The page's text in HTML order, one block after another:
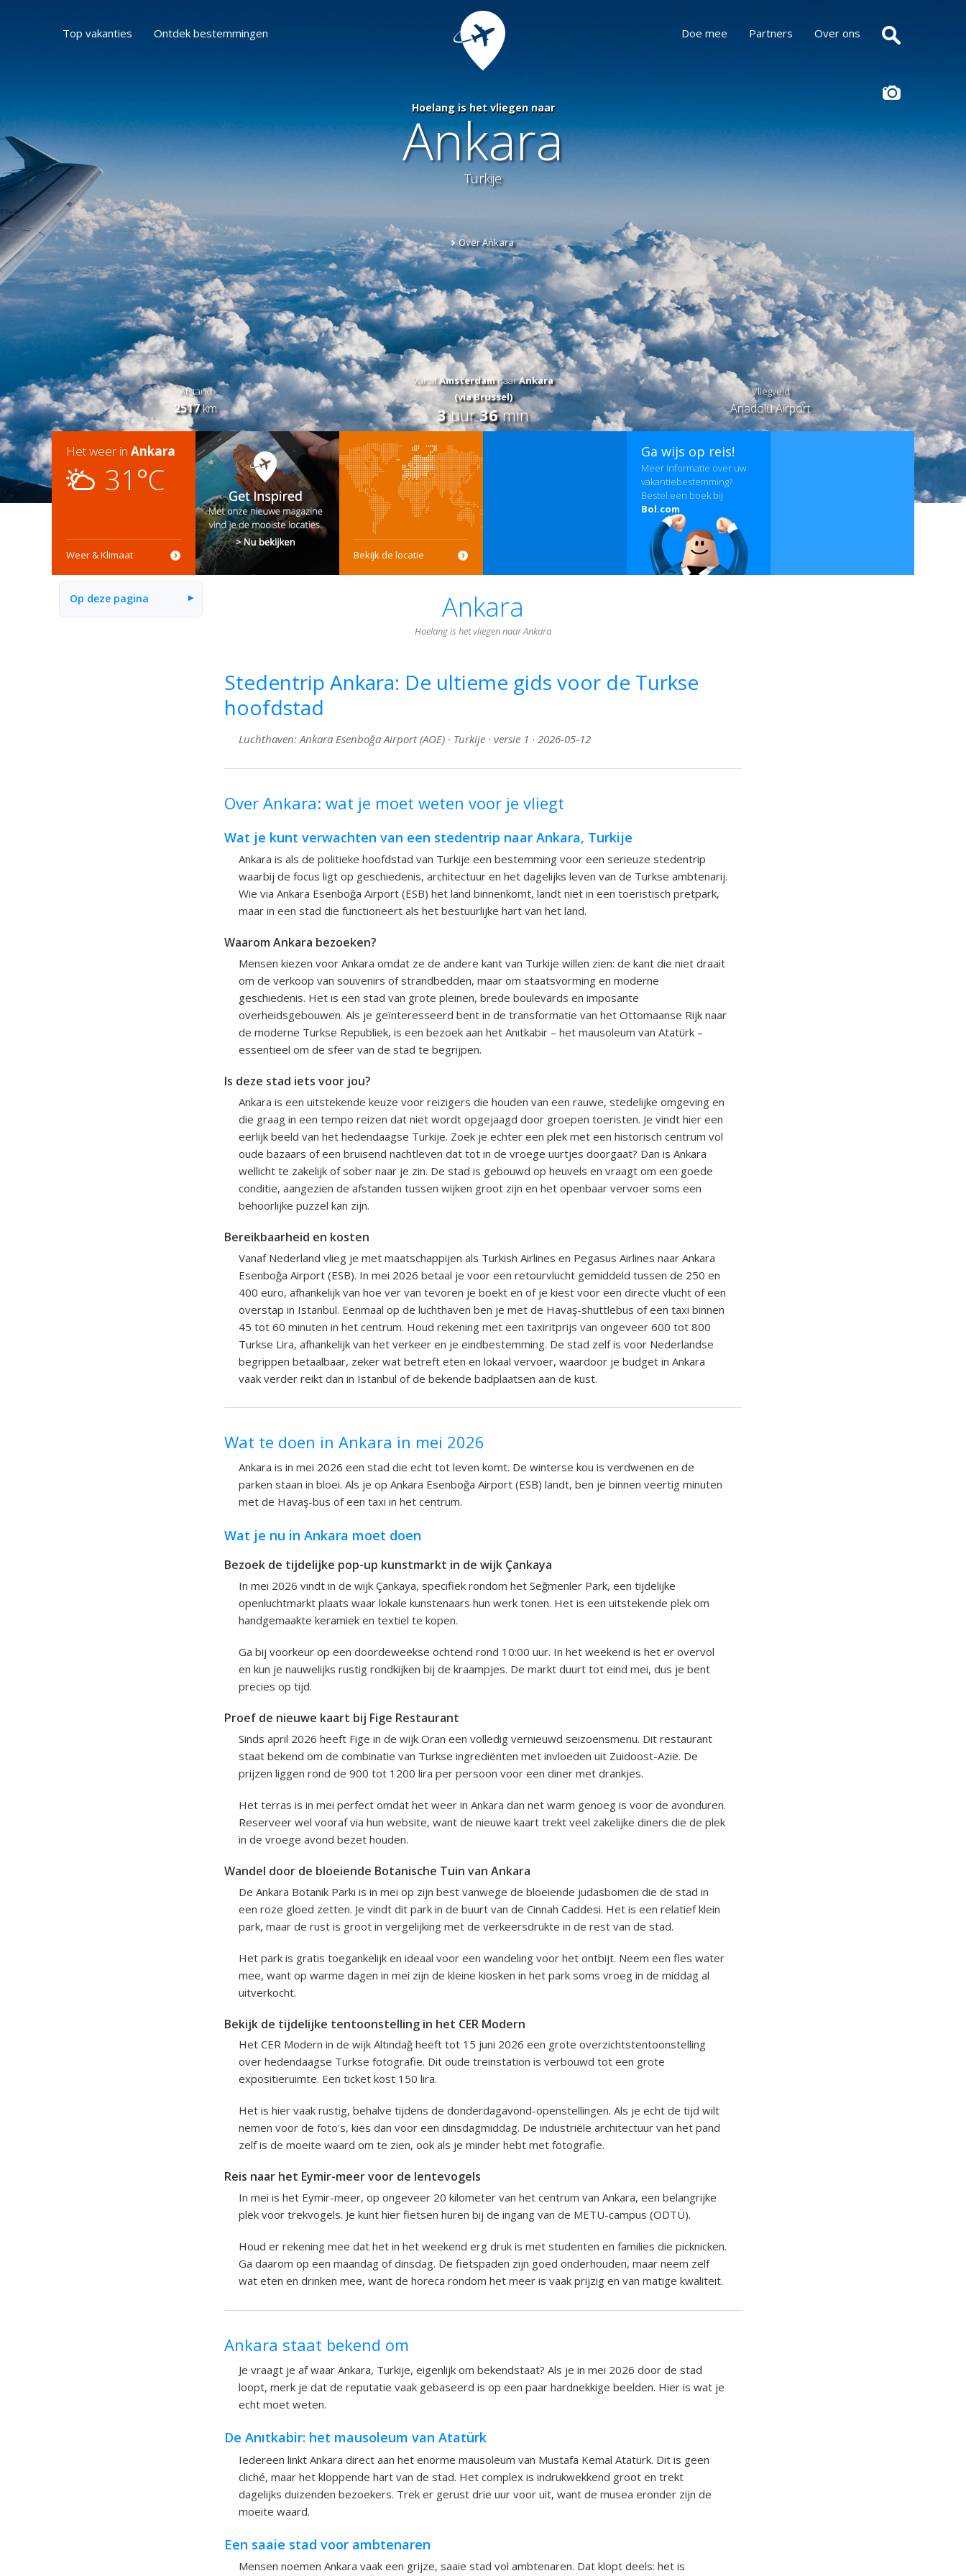
Top vakanties Ontdek bestemmingen Doe mee Partners Over ons
Hoelang is het vliegen naar
Ankara
Turkije
Over Ankara
Afstand
2517km
VanafAmsterdamnaarAnkara
(via Brussel)
3uur36min
Vliegveld
Anadolu Airport
Het weer in Ankara
31°C
Weer & Klimaat Bekijk de locatie
Ga wijs op reis!
Meer informatie over uw
vakantiebestemming?
Bestel een boek bij
Bol.com
Op deze pagina ▾ Ankara
Hoelang is het vliegen naar Ankara
Stedentrip Ankara: De ultieme gids voor de Turkse
hoofdstad
Luchthaven: Ankara Esenboğa Airport (AOE) · Turkije · versie 1 · 2026-05-12
Over Ankara: wat je moet weten voor je vliegt
Wat je kunt verwachten van een stedentrip naar Ankara, Turkije
Ankara is als de politieke hoofdstad van Turkije een bestemming voor een serieuze stedentrip
waarbij de focus ligt op geschiedenis, architectuur en het dagelijks leven van de Turkse ambtenarij.
Wie via Ankara Esenboğa Airport (ESB) het land binnenkomt, landt niet in een toeristisch pretpark,
maar in een stad die functioneert als het bestuurlijke hart van het land.
Waarom Ankara bezoeken?
Mensen kiezen voor Ankara omdat ze de andere kant van Turkije willen zien: de kant die niet draait
om de verkoop van souvenirs of strandbedden, maar om staatsvorming en moderne
geschiedenis. Het is een stad van grote pleinen, brede boulevards en imposante
overheidsgebouwen. Als je geïnteresseerd bent in de transformatie van het Ottomaanse Rijk naar
de moderne Turkse Republiek, is een bezoek aan het Anıtkabir – het mausoleum van Atatürk –
essentieel om de sfeer van de stad te begrijpen.
Is deze stad iets voor jou?
Ankara is een uitstekende keuze voor reizigers die houden van een rauwe, stedelijke omgeving en
die graag in een tempo reizen dat niet wordt opgejaagd door groepen toeristen. Je vindt hier een
eerlijk beeld van het hedendaagse Turkije. Zoek je echter een plek met een historisch centrum vol
oude bazaars of een bruisend nachtleven dat tot in de vroege uurtjes doorgaat? Dan is Ankara
wellicht te zakelijk of sober naar je zin. De stad is gebouwd op heuvels en vraagt om een goede
conditie, aangezien de afstanden tussen wijken groot zijn en het openbaar vervoer soms een
behoorlijke puzzel kan zijn.
Bereikbaarheid en kosten
Vanaf Nederland vlieg je met maatschappijen als Turkish Airlines en Pegasus Airlines naar Ankara
Esenboğa Airport (ESB). In mei 2026 betaal je voor een retourvlucht gemiddeld tussen de 250 en
400 euro, afhankelijk van hoe ver van tevoren je boekt en of je kiest voor een directe vlucht of een
overstap in Istanbul. Eenmaal op de luchthaven ben je met de Havaş-shuttlebus of een taxi binnen
45 tot 60 minuten in het centrum. Houd rekening met een taxiritprijs van ongeveer 600 tot 800
Turkse Lira, afhankelijk van het verkeer en je eindbestemming. De stad zelf is voor Nederlandse
begrippen betaalbaar, zeker wat betreft eten en lokaal vervoer, waardoor je budget in Ankara
vaak verder reikt dan in Istanbul of de bekende badplaatsen aan de kust.
Wat te doen in Ankara in mei 2026
Ankara is in mei 2026 een stad die echt tot leven komt. De winterse kou is verdwenen en de
parken staan in bloei. Als je op Ankara Esenboğa Airport (ESB) landt, ben je binnen veertig minuten
met de Havaş-bus of een taxi in het centrum.
Wat je nu in Ankara moet doen
Bezoek de tijdelijke pop-up kunstmarkt in de wijk Çankaya
In mei 2026 vindt in de wijk Çankaya, specifiek rondom het Seğmenler Park, een tijdelijke
openluchtmarkt plaats waar lokale kunstenaars hun werk tonen. Het is een uitstekende plek om
handgemaakte keramiek en textiel te kopen.
Ga bij voorkeur op een doordeweekse ochtend rond 10:00 uur. In het weekend is het er overvol
en kun je nauwelijks rustig rondkijken bij de kraampjes. De markt duurt tot eind mei, dus je bent
precies op tijd.
Proef de nieuwe kaart bij Fige Restaurant
Sinds april 2026 heeft Fige in de wijk Oran een volledig vernieuwd seizoensmenu. Dit restaurant
staat bekend om de combinatie van Turkse ingrediënten met invloeden uit Zuidoost-Azië. De
prijzen liggen rond de 900 tot 1200 lira per persoon voor een diner met drankjes.
Het terras is in mei perfect omdat het weer in Ankara dan net warm genoeg is voor de avonduren.
Reserveer wel vooraf via hun website, want de nieuwe kaart trekt veel zakelijke diners die de plek
in de vroege avond bezet houden.
Wandel door de bloeiende Botanische Tuin van Ankara
De Ankara Botanik Parkı is in mei op zijn best vanwege de bloeiende judasbomen die de stad in
een roze gloed zetten. Je vindt dit park in de buurt van de Cinnah Caddesi. Het is een relatief klein
park, maar de rust is groot in vergelijking met de verkeersdrukte in de rest van de stad.
Het park is gratis toegankelijk en ideaal voor een wandeling voor het ontbijt. Neem een fles water
mee, want op warme dagen in mei zijn de kleine kiosken in het park soms vroeg in de middag al
uitverkocht.
Bekijk de tijdelijke tentoonstelling in het CER Modern
Het CER Modern in de wijk Altındağ heeft tot 15 juni 2026 een grote overzichtstentoonstelling
over hedendaagse Turkse fotografie. Dit oude treinstation is verbouwd tot een grote
expositieruimte. Een ticket kost 150 lira.
Het is hier vaak rustig, behalve tijdens de donderdagavond-openstellingen. Als je echt de tijd wilt
nemen voor de foto's, kies dan voor een dinsdagmiddag. De industriële architectuur van het pand
zelf is de moeite waard om te zien, ook als je minder hebt met fotografie.
Reis naar het Eymir-meer voor de lentevogels
In mei is het Eymir-meer, op ongeveer 20 kilometer van het centrum van Ankara, een belangrijke
plek voor trekvogels. Je kunt hier fietsen huren bij de ingang van de METU-campus (ODTÜ).
Houd er rekening mee dat het in het weekend erg druk is met studenten en families die picknicken.
Ga daarom op een maandag of dinsdag. De fietspaden zijn goed onderhouden, maar neem zelf
wat eten en drinken mee, want de horeca rondom het meer is vaak prijzig en van matige kwaliteit.
Ankara staat bekend om
Je vraagt je af waar Ankara, Turkije, eigenlijk om bekendstaat? Als je in mei 2026 door de stad
loopt, merk je dat de reputatie vaak gebaseerd is op een paar hardnekkige beelden. Hier is wat je
echt moet weten.
De Anıtkabir: het mausoleum van Atatürk
Iedereen linkt Ankara direct aan het enorme mausoleum van Mustafa Kemal Atatürk. Dit is geen
cliché, maar het kloppende hart van de stad. Het complex is indrukwekkend groot en trekt
dagelijks duizenden bezoekers. Trek er gerust drie uur voor uit, want de musea eronder zijn de
moeite waard.
Een saaie stad voor ambtenaren
Mensen noemen Ankara vaak een grijze, saaie stad vol ambtenaren. Dat klopt deels: het is